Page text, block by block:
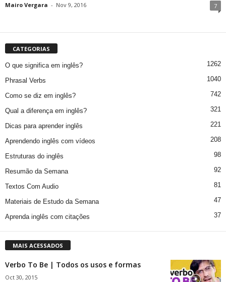
Mairo Vergara - Nov 9, 2016 7
CATEGORIAS
O que significa em inglês? 1262
Phrasal Verbs 1040
Como se diz em inglês? 742
Qual a diferença em inglês? 321
Dicas para aprender inglês 221
Aprendendo inglês com vídeos 208
Estruturas do inglês 98
Resumão da Semana 92
Textos Com Audio 81
Materiais de Estudo da Semana 47
Aprenda inglês com citações 37
MAIS ACESSADOS
Verbo To Be | Todos os usos e formas
Oct 30, 2015